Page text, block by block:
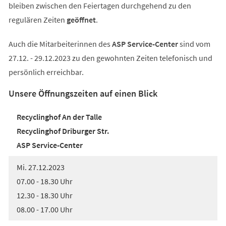
bleiben zwischen den Feiertagen durchgehend zu den
regulären Zeiten geöffnet.
Auch die Mitarbeiterinnen des ASP Service-Centersind vom
27.12. - 29.12.2023 zu den gewohnten Zeiten telefonisch und
persönlich erreichbar.
Unsere Öffnungszeiten auf einen Blick
Recyclinghof An der Talle
Recyclinghof Driburger Str.
ASP Service-Center
Mi. 27.12.2023
07.00 - 18.30 Uhr
12.30 - 18.30 Uhr
08.00 - 17.00 Uhr